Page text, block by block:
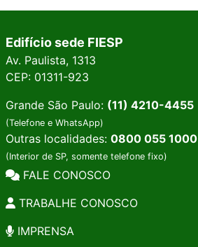
Edifício sede FIESP
Av. Paulista, 1313
CEP: 01311-923
Grande São Paulo: (11) 4210-4455
(Telefone e WhatsApp)
Outras localidades: 0800 055 1000
(Interior de SP, somente telefone fixo)
FALE CONOSCO
TRABALHE CONOSCO
IMPRENSA